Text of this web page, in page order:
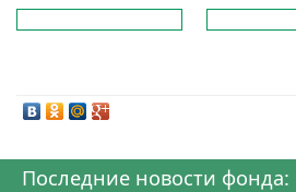
Последние новости фонда: